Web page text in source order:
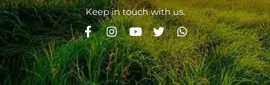
Keep in touch with us.